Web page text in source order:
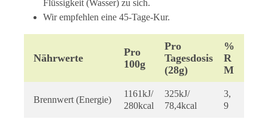
Flüssigkeit (Wasser) zu sich.
Wir empfehlen eine 45-Tage-Kur.
Nährwerte
Pro
100g
Pro
Tagesdosis
(28g)
%
R
M
Brennwert (Energie)
1161kJ/
280kcal
325kJ/
78,4kcal
3,
9